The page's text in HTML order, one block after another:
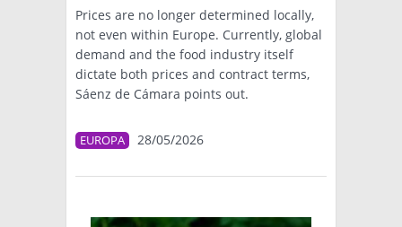
Prices are no longer determined locally,
not even within Europe. Currently, global
demand and the food industry itself
dictate both prices and contract terms,
Sáenz de Cámara points out.
EUROPA 28/05/2026